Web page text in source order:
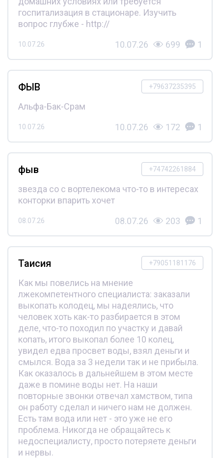
госпитализация в стационаре. Изучить
вопрос глубже - http://
10.07.26 10.07.26 699 1
+79637235395
ФЫВ
Альфа-Бак-Срам
10.07.26 10.07.26 172 1
+74742261884
фыв
звезда со с вортелекома что-то в интересах
конторки впарить хочет
08.07.26 08.07.26 203 1
+79051181176
Таисия
Как мы повелись на мнение
лжекомпетентного специалиста: заказали
выкопать колодец, мы надеялись, что
человек хоть как-то разбирается в этом
деле, что-то походил по участку и давай
копать, итого выкопал более 10 колец,
увидел едва просвет воды, взял деньги и
смылся. Вода за 3 недели так и не прибыла.
Как оказалось в дальнейшем в этом месте
даже в помине воды нет. На наши
повторные звонки отвечал хамством, типа
он работу сделал и ничего нам не должен.
Есть там вода или нет - это уже не его
проблема. Никогда не обращайтесь к
недоспециалисту, просто потеряете деньги
и нервы.